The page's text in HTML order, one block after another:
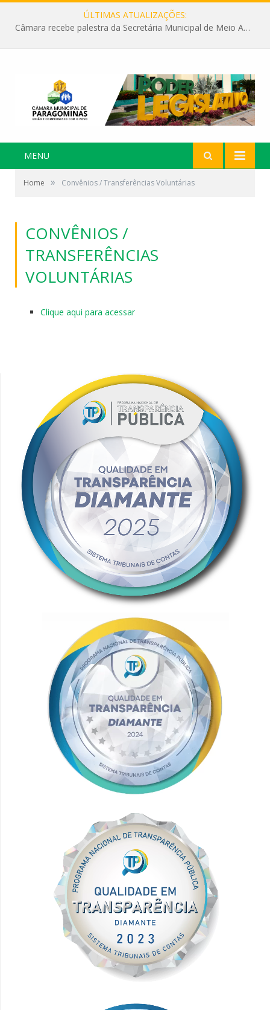
ÚLTIMAS ATUALIZAÇÕES:
Câmara recebe palestra da Secretária Municipal de Meio Ambiente sobre as ações da “SEMANA DO MEIO AMBIENTE”
MENU
Home » Convênios / Transferências Voluntárias
CONVÊNIOS /
TRANSFERÊNCIAS
VOLUNTÁRIAS
Clique aqui para acessar